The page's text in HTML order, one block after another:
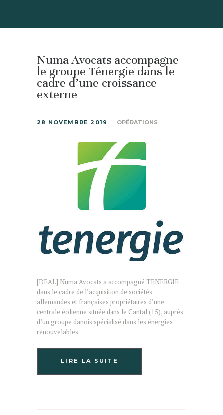
Numa Avocats accompagne
le groupe Ténergie dans le
cadre d’une croissance
externe
28 NOVEMBRE 2019 OPÉRATIONS
[DEAL] Numa Avocats a accompagné TENERGIE
dans le cadre de l’acquisition de sociétés
allemandes et françaises propriétaires d’une
centrale éolienne située dans le Cantal (15), auprès
d’un groupe danois spécialisé dans les énergies
renouvelables.
LIRE LA SUITE